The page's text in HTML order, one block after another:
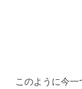
このように今一